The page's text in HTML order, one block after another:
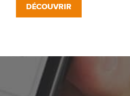
DÉCOUVRIR